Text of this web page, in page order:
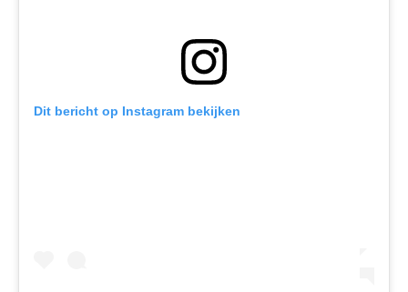
Dit bericht op Instagram bekijken